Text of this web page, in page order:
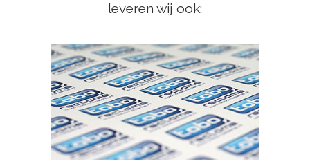
leveren wij ook: